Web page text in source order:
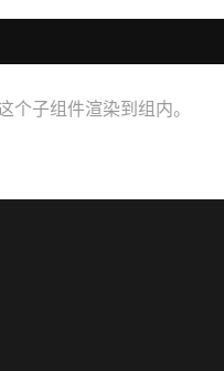
子组件渲染到组内。